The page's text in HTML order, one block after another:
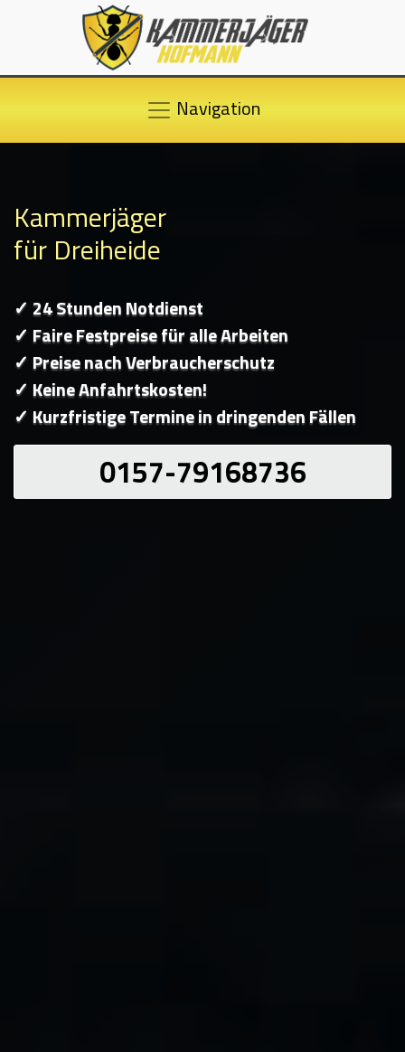
Navigation
Kammerjäger
für Dreiheide
✓ 24 Stunden Notdienst
✓ Faire Festpreise für alle Arbeiten
✓ Preise nach Verbraucherschutz
✓ Keine Anfahrtskosten!
✓ Kurzfristige Termine in dringenden Fällen
0157-79168736